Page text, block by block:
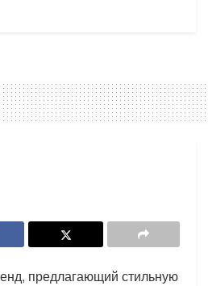
предлагающий стильную